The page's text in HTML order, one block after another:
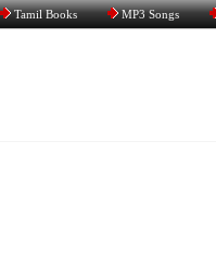
Tamil Books MP3 Songs